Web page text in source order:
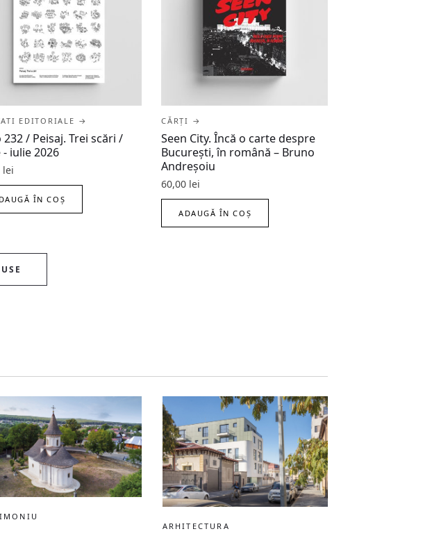
EDITORIALE →
232 / Peisaj. Trei scări /
- iulie 2026
lei
ÎN COȘ
CĂRȚI →
Seen City. Încă o carte despre
București, în română – Bruno
Andreșoiu
60,00 lei
ADAUGĂ ÎN COȘ
ARHITECTURA